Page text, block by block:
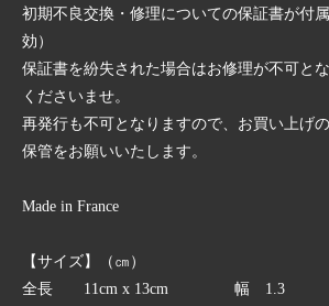
初期不良交換・修理についての保証書が付
効）
保証書を紛失された場合はお修理が不可と
くださいませ。
再発行も不可となりますので、お買い上げ
保管をお願いいたします。
Made in France
【サイズ】（㎝）
全長 11cm x 13cm 幅 1.3